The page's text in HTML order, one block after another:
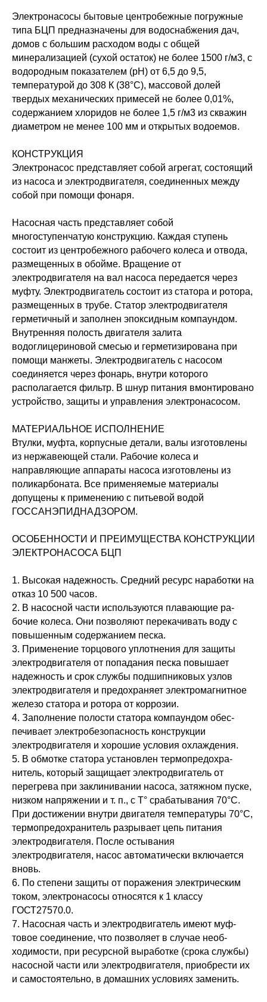
Электронасосы бытовые центробежные погружные
типа БЦП предназначены для водоснабжения дач,
домов с большим расходом воды с общей
минерализацией (сухой остаток) не более 1500 г/м3, с
водородным показателем (рН) от 6,5 до 9,5,
температурой до 308 К (38°С), массовой долей
твердых механических примесей не более 0,01%,
содержанием хлоридов не более 1,5 г/м3 из скважин
диаметром не менее 100 мм и открытых водоемов.
КОНСТРУКЦИЯ
Электронасос представляет собой агрегат, состоящий
из насоса и электродвигателя, соединенных между
собой при помощи фонаря.
Насосная часть представляет собой
многоступенчатую конструкцию. Каждая ступень
состоит из центробежного рабочего колеса и отвода,
размещенных в обойме. Вращение от
электродвигателя на вал насоса передается через
муфту. Электродвигатель состоит из статора и ротора,
размещенных в трубе. Статор электродвигателя
герметичный и заполнен эпоксидным компаундом.
Внутренняя полость двигателя залита
водоглицериновой смесью и герметизирована при
помощи манжеты. Электродвигатель с насосом
соединяется через фонарь, внутри которого
располагается фильтр. В шнур питания вмонтировано
устройство, защиты и управления электронасосом.
МАТЕРИАЛЬНОЕ ИСПОЛНЕНИЕ
Втулки, муфта, корпусные детали, валы изготовлены
из нержавеющей стали. Рабочие колеса и
направляющие аппараты насоса изготовлены из
поликарбоната. Все применяемые материалы
допущены к применению с питьевой водой
ГОССАНЭПИДНАДЗОРОМ.
ОСОБЕННОСТИ И ПРЕИМУЩЕСТВА КОНСТРУКЦИИ
ЭЛЕКТРОНАСОСА БЦП
1. Высокая надежность. Средний ресурс наработки на
отказ 10 500 часов.
2. В насосной части используются плавающие ра­
бочие колеса. Они позволяют перекачивать воду с
повышенным содержанием песка.
3. Применение торцового уплотнения для защиты
электродвигателя от попадания песка повышает
надежность и срок службы подшипниковых уз­лов
электродвигателя и предохраняет электро­магнитное
железо статора и ротора от коррозии.
4. Заполнение полости статора компаундом обес­
печивает электробезопасность конструкции
электродвигателя и хорошие условия охлаждения.
5. В обмотке статора установлен термопредохра­
нитель, который защищает электродвигатель от
перегрева при заклинивании насоса, затяжном пуске,
низком напряжении и т. п., с Т° срабаты­вания 70°С.
При достижении внутри двигателя температуры 70°С,
термопредохранитель раз­рывает цепь питания
электродвигателя. После остывания
электродвигателя, насос автоматиче­ски включается
вновь.
6. По степени защиты от поражения электричес­ким
током, электронасосы относятся к 1 классу
ГОСТ27570.0.
7. Насосная часть и электродвигатель имеют муф­
товое соединение, что позволяет в случае необ­
ходимости, при ресурсной выработке (срока службы)
насосной части или электродвигателя, приобрести их
и самостоятельно, в домашних условиях заменить.